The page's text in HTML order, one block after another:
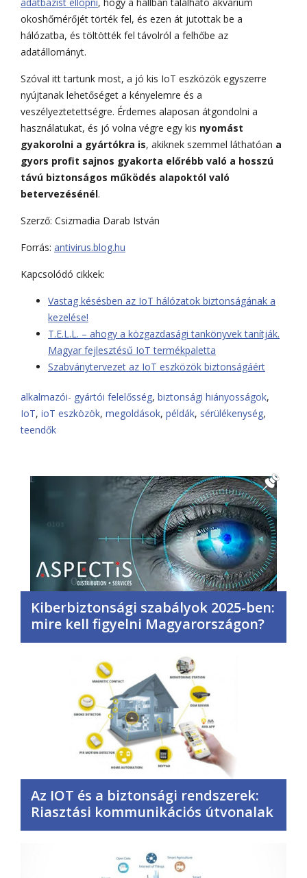
okoshőmérőjét törték fel, és ezen át jutottak be a
hálózatba, és töltötték fel távolról a felhőbe az
adatállományt.
Szóval itt tartunk most, a jó kis IoT eszközök egyszerre
nyújtanak lehetőséget a kényelemre és a
veszélyeztetettségre. Érdemes alaposan átgondolni a
használatukat, és jó volna végre egy kis nyomást
gyakorolni a gyártókra is, akiknek szemmel láthatóan a
gyors profit sajnos gyakorta előrébb való a hosszú
távú biztonságos működés alapoktól való
betervezésénél.
Szerző: Csizmadia Darab István
Forrás: antivirus.blog.hu
Kapcsolódó cikkek:
Vastag késésben az IoT hálózatok biztonságának a
kezelése!
T.E.L.L. – ahogy a közgazdasági tankönyvek tanítják.
Magyar fejlesztésű IoT termékpaletta
Szabványtervezet az IoT eszközök biztonságáért
alkalmazói- gyártói felelősség, biztonsági hiányosságok,
IoT, ioT eszközök, megoldások, példák, sérülékenység,
teendők
Kiberbiztonsági szabályok 2025-ben:
mire kell figyelni Magyarországon?
Az IOT és a biztonsági rendszerek:
Riasztási kommunikációs útvonalak